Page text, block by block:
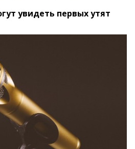
увидеть первых утят